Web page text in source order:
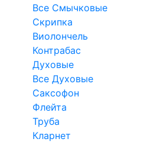
Все Смычковые
Скрипка
Виолончель
Контрабас
Духовые
Все Духовые
Саксофон
Флейта
Труба
Кларнет